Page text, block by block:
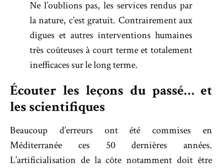
Ne l’oublions pas, les services rendus par
la nature, c’est gratuit. Contrairement aux
digues et autres interventions humaines
très coûteuses à court terme et totalement
inefficaces sur le long terme.
Écouter les leçons du passé… et
les scientifiques
Beaucoup d’erreurs ont été commises en
Méditerranée ces 50 dernières années.
L’artificialisation de la côte notamment doit être